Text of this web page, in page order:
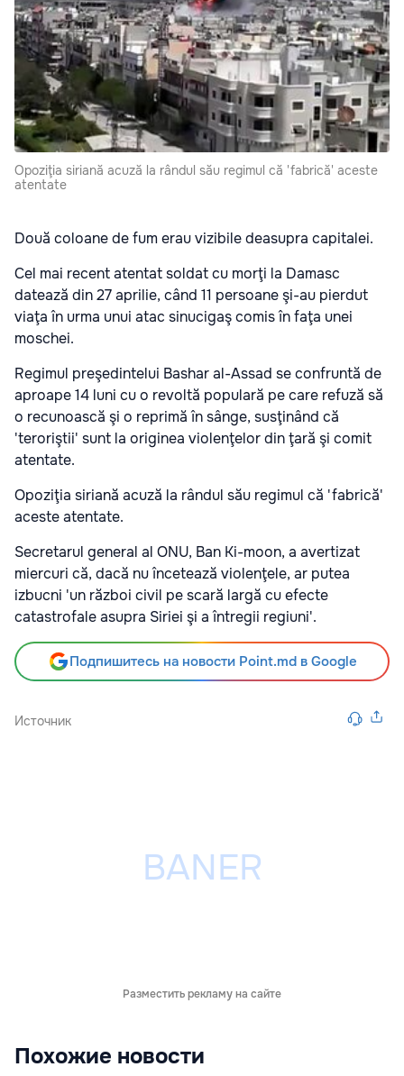
Opoziţia siriană acuză la rândul său regimul că 'fabrică' aceste
atentate
Două coloane de fum erau vizibile deasupra capitalei.
Cel mai recent atentat soldat cu morţi la Damasc
datează din 27 aprilie, când 11 persoane şi-au pierdut
viaţa în urma unui atac sinucigaş comis în faţa unei
moschei.
Regimul preşedintelui Bashar al-Assad se confruntă de
aproape 14 luni cu o revoltă populară pe care refuză să
o recunoască şi o reprimă în sânge, susţinând că
'teroriştii' sunt la originea violenţelor din ţară şi comit
atentate.
Opoziţia siriană acuză la rândul său regimul că 'fabrică'
aceste atentate.
Secretarul general al ONU, Ban Ki-moon, a avertizat
miercuri că, dacă nu încetează violenţele, ar putea
izbucni 'un război civil pe scară largă cu efecte
catastrofale asupra Siriei şi a întregii regiuni'.
Подпишитесь на новости Point.md в Google
Источник
Разместить рекламу на сайте
Похожие новости